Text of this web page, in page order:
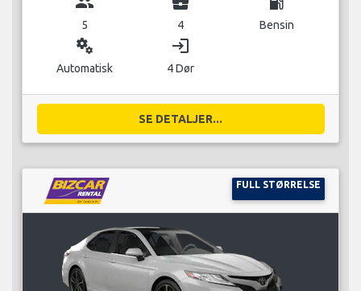
5 4 Bensin
miscellaneous_services
Automatisk
login
4 Dør
SE DETALJER...
FULL STØRRELSE